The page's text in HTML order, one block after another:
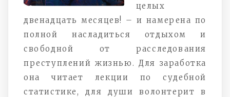
целых
двенадцать месяцев! – и намерена по
полной насладиться отдыхом и
свободной от расследования
преступлений жизнью. Для заработка
она читает лекции по судебной
статистике, для души волонтерит в